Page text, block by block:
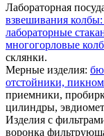
Лабораторная
взвешивания
лабораторные
многогорловые
склянки.
Мерные изделия:
отстойники,
приемники,
цилиндры,
Изделия с
воронка